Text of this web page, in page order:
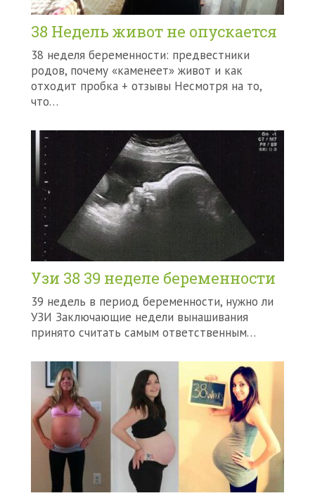
38 Недель живот не опускается
38 неделя беременности: предвестники
родов, почему «каменеет» живот и как
отходит пробка + отзывы Несмотря на то,
что…
Узи 38 39 неделе беременности
39 недель в период беременности, нужно ли
УЗИ Заключающие недели вынашивания
принято считать самым ответственным…